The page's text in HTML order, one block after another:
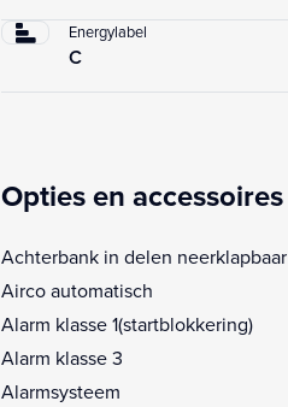
Energylabel
C
Opties en accessoires
Achterbank in delen neerklapbaar
Airco automatisch
Alarm klasse 1(startblokkering)
Alarm klasse 3
Alarmsysteem